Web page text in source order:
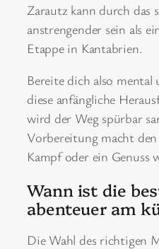
Zarautz kann durch das
anstrengender sein als
Etappe in Kantabrien.
Bereite dich also
diese anfängliche
wird der Weg spürbar
Vorbereitung macht
Kampf oder ein Genuss
Wann ist die
abenteuer am
Die Wahl des richtigen